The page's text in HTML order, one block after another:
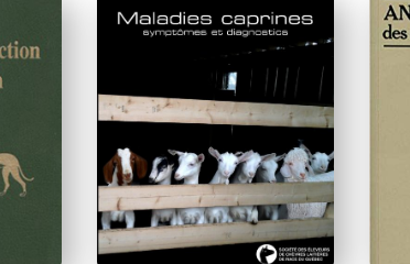
by VETBOOKSTORE